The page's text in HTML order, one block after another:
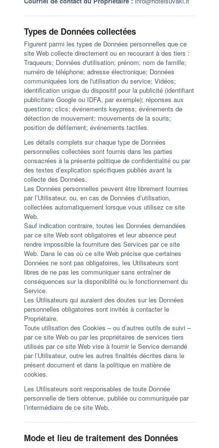
Types de Données collectées
Figurent parmi les types de Données personnelles que ce
site Web collecte directement ou en recourant à des tiers :
Traqueurs; Données d'utilisation; prénom; nom de famille;
numéro de téléphone; adresse électronique; Données
communiquées lors de l'utilisation du service; Vidéos;
identification unique du dispositif pour la publicité (identifiant
publicitaire Google ou IDFA, par exemple); réponses aux
questions; clics; événements keypress; événements de
détection de mouvement; mouvements de la souris;
position de défilement; événements tactiles.
Les détails complets sur chaque type de Données
personnelles collectées sont fournis dans les parties
consacrées à la présente politique de confidentialité ou par
des textes d’explication spécifiques publiés avant la
collecte des Données.
Les Données personnelles peuvent être librement fournies
par l’Utilisateur, ou, en cas de Données d’utilisation,
collectées automatiquement lorsque vous utilisez ce site
Web.
Sauf indication contraire, toutes les Données demandées
par ce site Web sont obligatoires et leur absence peut
rendre impossible la fourniture des Services par ce site
Web. Dans le cas où ce site Web précise que certaines
Données ne sont pas obligatoires, les Utilisateurs sont
libres de ne pas les communiquer sans entraîner de
conséquences sur la disponibilité ou le fonctionnement du
Service.
Les Utilisateurs qui auraient des doutes sur les Données
personnelles obligatoires sont invités à contacter le
Propriétaire.
Toute utilisation des Cookies – ou d’autres outils de suivi –
par ce site Web ou par les propriétaires de services tiers
utilisés par ce site Web vise à fournir le Service demandé
par l’Utilisateur, outre les autres finalités décrites dans le
présent document et dans la politique en matière de
cookies.
Les Utilisateurs sont responsables de toute Donnée
personnelle de tiers obtenue, publiée ou communiquée par
l’intermédiaire de ce site Web.
Mode et lieu de traitement des Données